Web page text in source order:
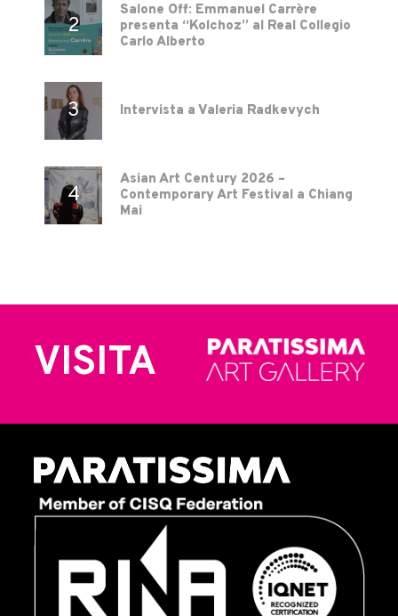
Salone Off: Emmanuel Carrère
presenta “Kolchoz” al Real Collegio
Carlo Alberto
Intervista a Valeria Radkevych
Asian Art Century 2026 –
Contemporary Art Festival a Chiang
Mai
VISITA